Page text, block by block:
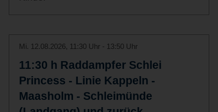
Mi. 12.08.2026, 11:30 Uhr - 13:50 Uhr
11:30 h Raddampfer Schlei
Princess - Linie Kappeln -
Maasholm - Schleimünde